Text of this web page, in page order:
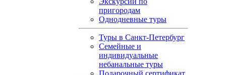
пригородам
Однодневные туры
Туры в Санкт-Петербург
Семейные и
индивидуальные
небанальные туры
Подарочный сертификат